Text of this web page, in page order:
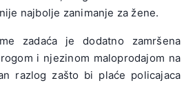
najbolje zanimanje za žene.
zadaća je dodatno zamršena
i njezinom maloprodajom na
razlog zašto bi plaće policajaca